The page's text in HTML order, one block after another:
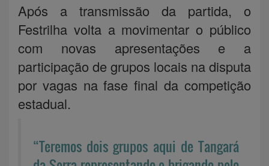
Após a transmissão da partida, o
Festrilha volta a movimentar o público
com novas apresentações e a
participação de grupos locais na disputa
por vagas na fase final da competição
estadual.
“Teremos dois grupos aqui de Tangará